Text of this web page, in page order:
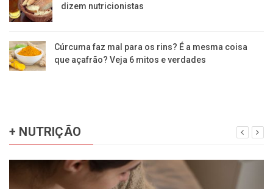
dizem nutricionistas
Cúrcuma faz mal para os rins? É a mesma coisa
que açafrão? Veja 6 mitos e verdades
+ NUTRIÇÃO